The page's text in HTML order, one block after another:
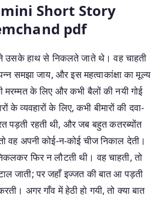
Short Story
pdf
उसके हाथ से निकलते जाते थे। वह चाहती
समझा जाय, और इस महत्वाकांक्षा का मूल्य
मरम्मत के लिए और कभी बैलों की नयी गोई
के व्यवहारों के लिए, कभी बीमारों की दवा-
पड़ती रहती थी, और जब बहुत कतरब्योंत
वह अपनी कोई-न-कोई चीज निकाल देती।
फिर न लौटती थी। वह चाहती, तो
जाती; पर जहाँ इज्जत की बात आ पड़ती
अगर गाँव में हेठी हो गयी, तो क्या बात